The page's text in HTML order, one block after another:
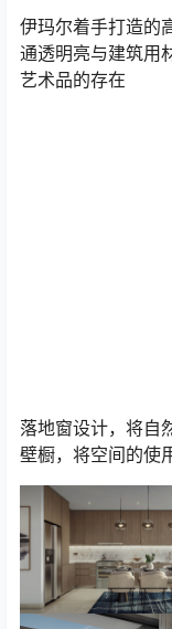
伊玛尔着手打造的
通透明亮与建筑用
艺术品的存在
壁橱，将空间的使